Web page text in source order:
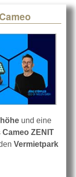
und eine
Cameo ZENIT
Vermietpark